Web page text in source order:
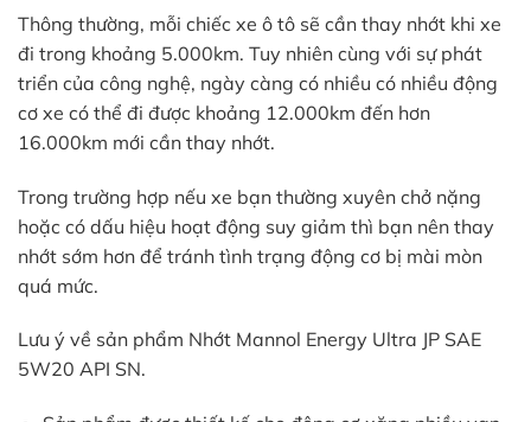
Thông thường, mỗi chiếc xe ô tô sẽ cần thay nhớt khi xe
đi trong khoảng 5.000km. Tuy nhiên cùng với sự phát
triển của công nghệ, ngày càng có nhiều có nhiều động
cơ xe có thể đi được khoảng 12.000km đến hơn
16.000km mới cần thay nhớt.
Trong trường hợp nếu xe bạn thường xuyên chở nặng
hoặc có dấu hiệu hoạt động suy giảm thì bạn nên thay
nhớt sớm hơn để tránh tình trạng động cơ bị mài mòn
quá mức.
Lưu ý về sản phẩm Nhớt Mannol Energy Ultra JP SAE
5W20 API SN.